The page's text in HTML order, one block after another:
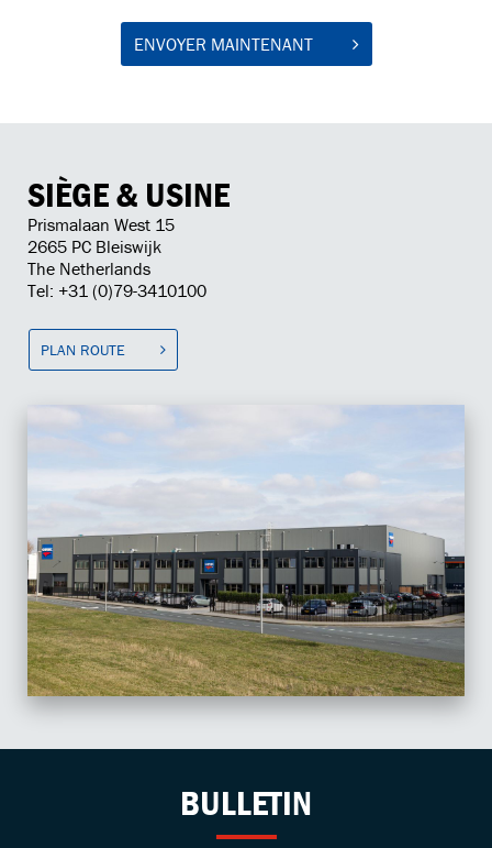
ENVOYER MAINTENANT
SIÈGE & USINE
Prismalaan West 15
2665 PC Bleiswijk
The Netherlands
Tel: +31 (0)79-3410100
PLAN ROUTE
BULLETIN